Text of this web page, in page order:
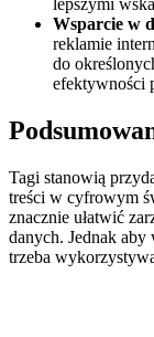
lepszymi
Wsparcie w
reklamie
do
efektywności
Tagi stanowią
treści w cyfrowym
znacznie ułatwić
danych. Jednak aby
trzeba